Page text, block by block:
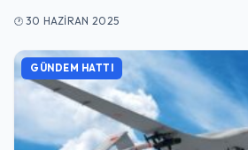
30 HAZIRAN 2025
GÜNDEM HATTI